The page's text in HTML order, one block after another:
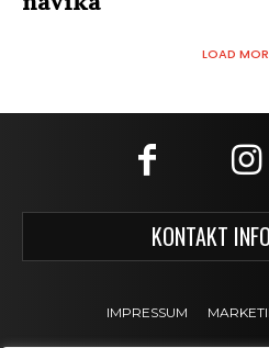
LOAD
KONTAKT
IMPRESSUM